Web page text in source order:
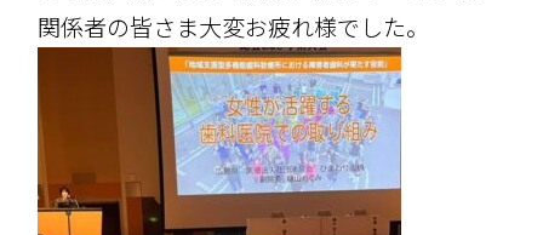
関係者の皆さま大変お疲れ様でした。